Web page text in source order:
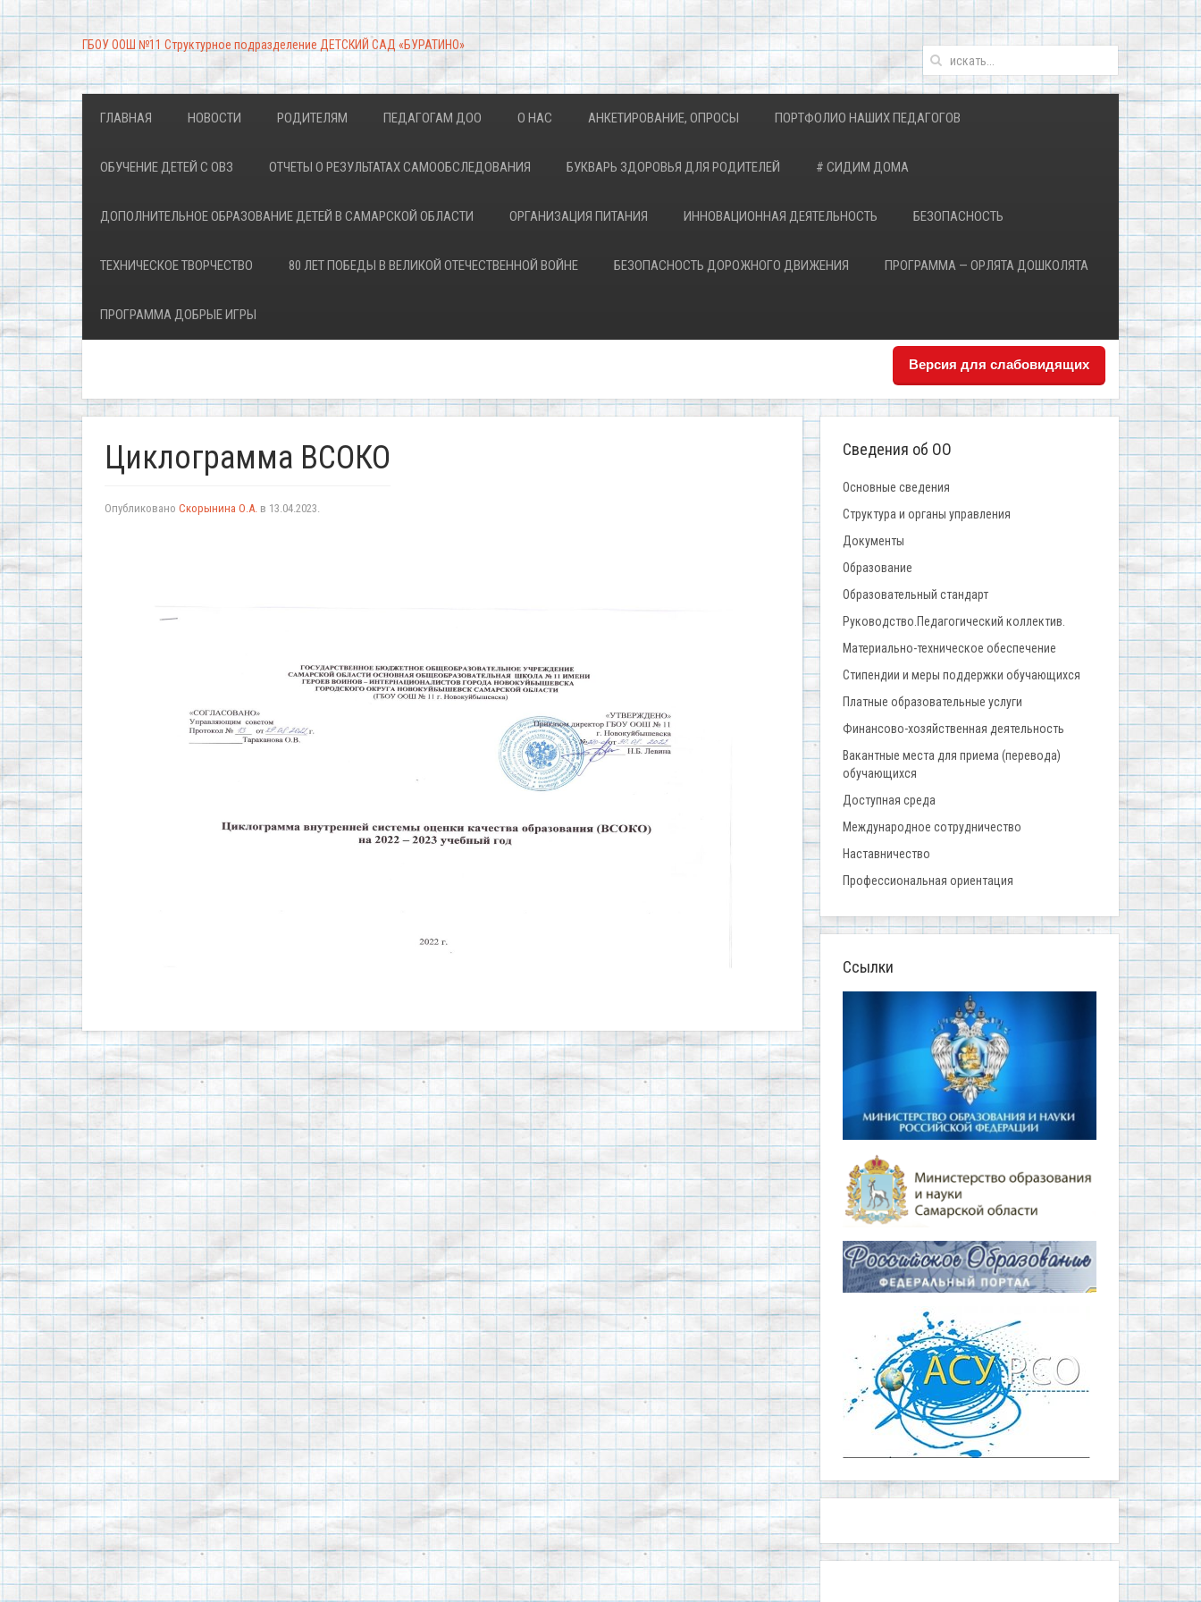
ГБОУ ООШ №11 Структурное подразделение ДЕТСКИЙ САД «БУРАТИНО»
ГЛАВНАЯ НОВОСТИ РОДИТЕЛЯМ ПЕДАГОГАМ ДОО О НАС АНКЕТИРОВАНИЕ, ОПРОСЫ ПОРТФОЛИО НАШИХ ПЕДАГОГОВ
ОБУЧЕНИЕ ДЕТЕЙ С ОВЗ ОТЧЕТЫ О РЕЗУЛЬТАТАХ САМООБСЛЕДОВАНИЯ БУКВАРЬ ЗДОРОВЬЯ ДЛЯ РОДИТЕЛЕЙ # СИДИМ ДОМА
ДОПОЛНИТЕЛЬНОЕ ОБРАЗОВАНИЕ ДЕТЕЙ В САМАРСКОЙ ОБЛАСТИ ОРГАНИЗАЦИЯ ПИТАНИЯ ИННОВАЦИОННАЯ ДЕЯТЕЛЬНОСТЬ БЕЗОПАСНОСТЬ
ТЕХНИЧЕСКОЕ ТВОРЧЕСТВО 80 ЛЕТ ПОБЕДЫ В ВЕЛИКОЙ ОТЕЧЕСТВЕННОЙ ВОЙНЕ БЕЗОПАСНОСТЬ ДОРОЖНОГО ДВИЖЕНИЯ ПРОГРАММА — ОРЛЯТА ДОШКОЛЯТА
ПРОГРАММА ДОБРЫЕ ИГРЫ
Версия для слабовидящих
Циклограмма ВСОКО
Опубликовано Скорынина О.А. в 13.04.2023.
Сведения об ОО
Основные сведения
Структура и органы управления
Документы
Образование
Образовательный стандарт
Руководство.Педагогический коллектив.
Материально-техническое обеспечение
Стипендии и меры поддержки обучающихся
Платные образовательные услуги
Финансово-хозяйственная деятельность
Вакантные места для приема (перевода)
обучающихся
Доступная среда
Международное сотрудничество
Наставничество
Профессиональная ориентация
Ссылки